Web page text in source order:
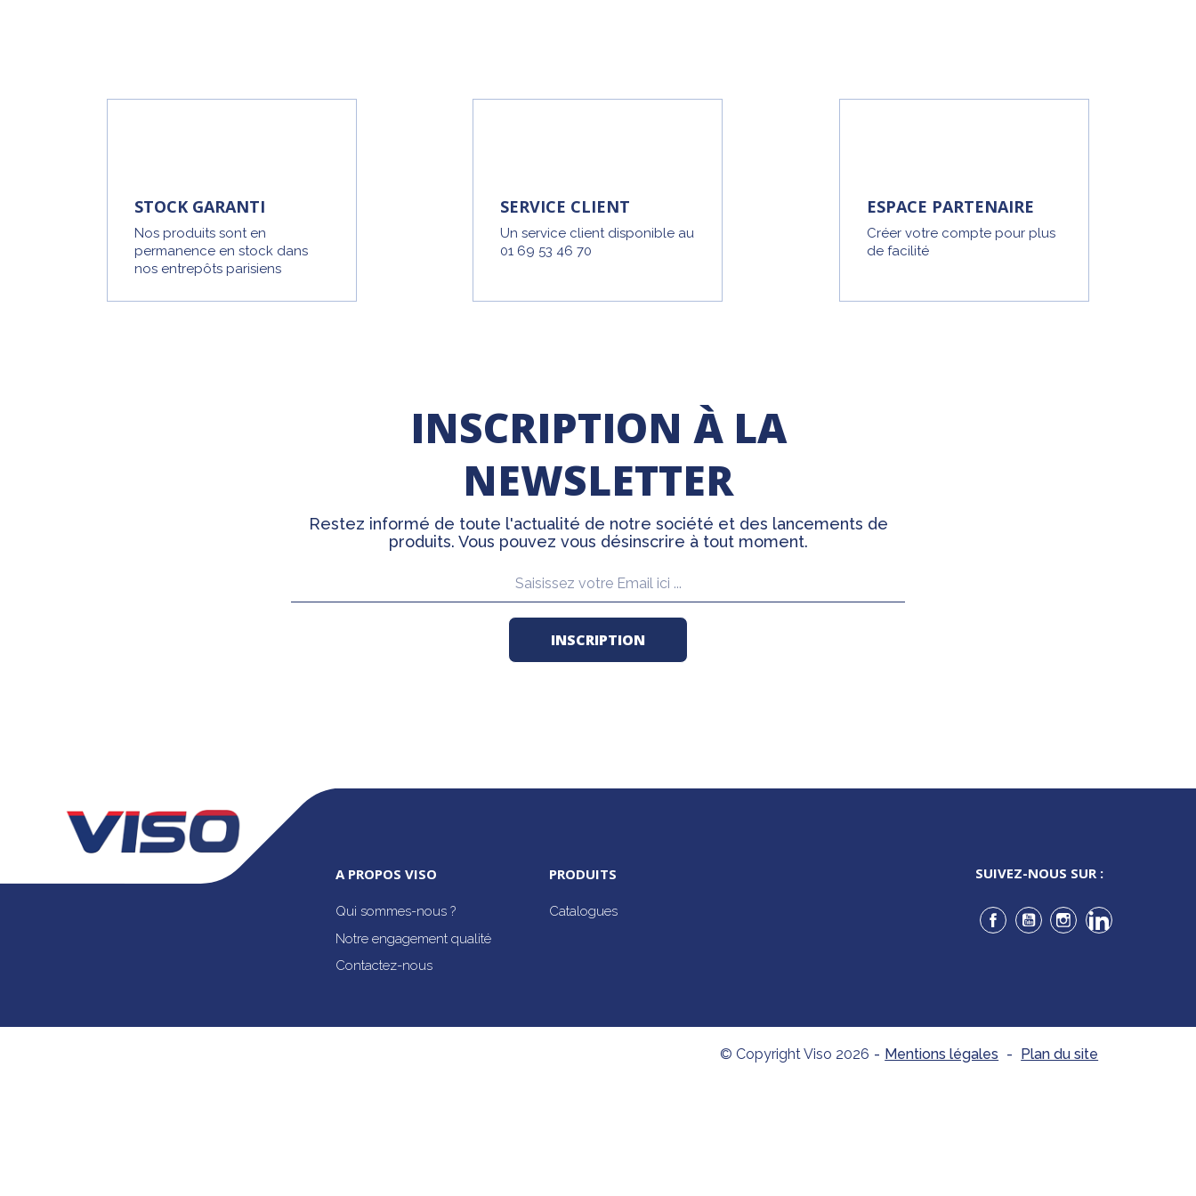
STOCK GARANTI
Nos produits sont en
permanence en stock dans
nos entrepôts parisiens
SERVICE CLIENT
Un service client disponible au
01 69 53 46 70
ESPACE PARTENAIRE
Créer votre compte pour plus
de facilité
INSCRIPTION À LA
NEWSLETTER
Restez informé de toute l'actualité de notre société et des lancements de
produits. Vous pouvez vous désinscrire à tout moment.
A PROPOS VISO
Qui sommes-nous ?
Notre engagement qualité
Contactez-nous
PRODUITS
Catalogues
SUIVEZ-NOUS SUR :
Facebook
YouTubeInstagramLinkedIn
© Copyright Viso 2026 - Mentions légales - Plan du site